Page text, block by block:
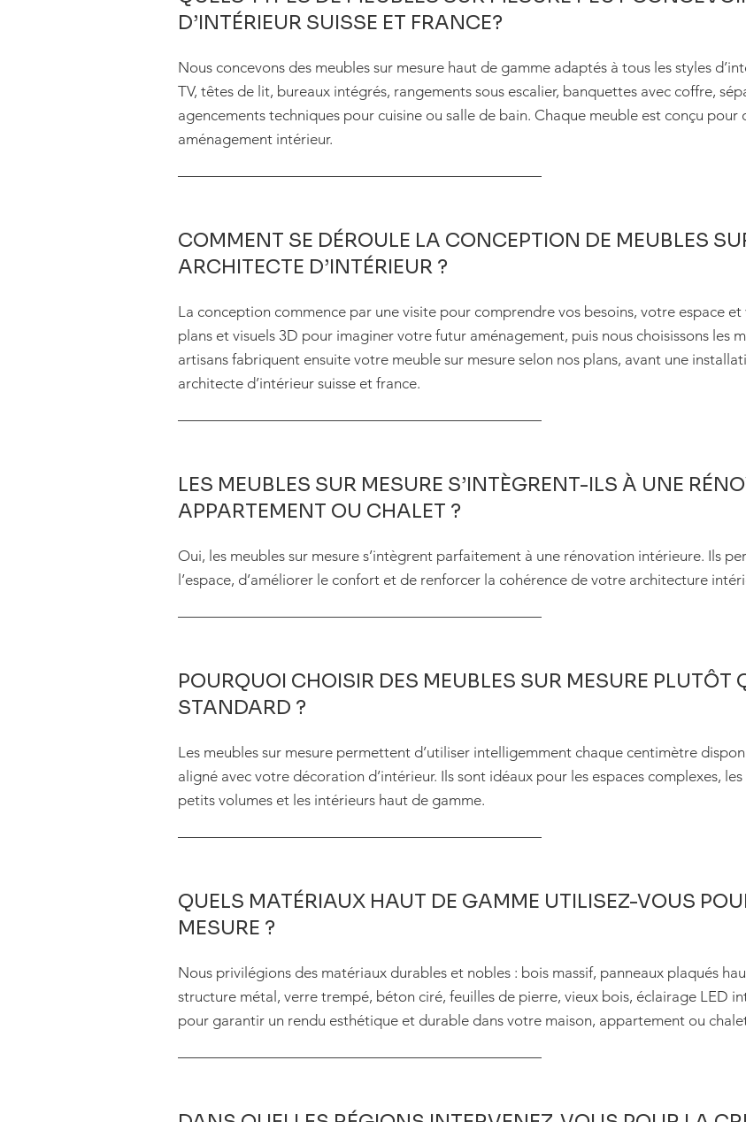
D’INTÉRIEUR SUISSE ET FRANCE?
Nous concevons des meubles sur mesure haut de gamme adaptés à tous les styles
TV, têtes de lit, bureaux intégrés, rangements sous escalier, banquettes avec coffre,
agencements techniques pour cuisine ou salle de bain. Chaque meuble est conçu
aménagement intérieur.
COMMENT SE DÉROULE LA CONCEPTION DE MEUBLES
ARCHITECTE D’INTÉRIEUR ?
La conception commence par une visite pour comprendre vos besoins, votre espace
plans et visuels 3D pour imaginer votre futur aménagement, puis nous choisissons les
artisans fabriquent ensuite votre meuble sur mesure selon nos plans, avant une
architecte d’intérieur suisse et france.
LES MEUBLES SUR MESURE S’INTÈGRENT-ILS À UNE
APPARTEMENT OU CHALET ?
Oui, les meubles sur mesure s’intègrent parfaitement à une rénovation intérieure. Ils
l’espace, d’améliorer le confort et de renforcer la cohérence de votre architecture
POURQUOI CHOISIR DES MEUBLES SUR MESURE PLUTÔT
STANDARD ?
Les meubles sur mesure permettent d’utiliser intelligemment chaque centimètre
aligné avec votre décoration d’intérieur. Ils sont idéaux pour les espaces complexes,
petits volumes et les intérieurs haut de gamme.
QUELS MATÉRIAUX HAUT DE GAMME UTILISEZ-VOUS
MESURE ?
Nous privilégions des matériaux durables et nobles : bois massif, panneaux plaqués
structure métal, verre trempé, béton ciré, feuilles de pierre, vieux bois, éclairage LED
pour garantir un rendu esthétique et durable dans votre maison, appartement ou